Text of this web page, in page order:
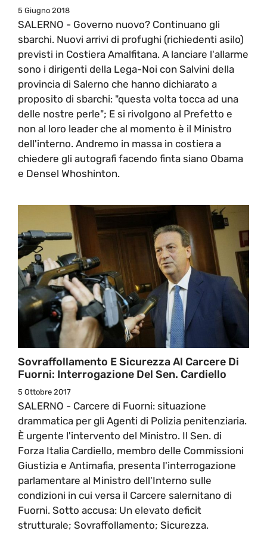
5 Giugno 2018
SALERNO - Governo nuovo? Continuano gli
sbarchi. Nuovi arrivi di profughi (richiedenti asilo)
previsti in Costiera Amalfitana. A lanciare l'allarme
sono i dirigenti della Lega-Noi con Salvini della
provincia di Salerno che hanno dichiarato a
proposito di sbarchi: "questa volta tocca ad una
delle nostre perle"; E si rivolgono al Prefetto e
non al loro leader che al momento è il Ministro
dell'interno. Andremo in massa in costiera a
chiedere gli autografi facendo finta siano Obama
e Densel Whoshinton.
Sovraffollamento E Sicurezza Al Carcere Di
Fuorni: Interrogazione Del Sen. Cardiello
5 Ottobre 2017
SALERNO - Carcere di Fuorni: situazione
drammatica per gli Agenti di Polizia penitenziaria.
È urgente l'intervento del Ministro. Il Sen. di
Forza Italia Cardiello, membro delle Commissioni
Giustizia e Antimafia, presenta l'interrogazione
parlamentare al Ministro dell'Interno sulle
condizioni in cui versa il Carcere salernitano di
Fuorni. Sotto accusa: Un elevato deficit
strutturale; Sovraffollamento; Sicurezza.